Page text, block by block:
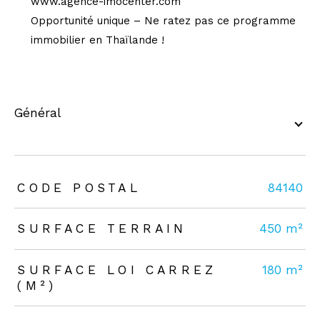
Opportunité unique – Ne ratez pas ce programme
immobilier en Thaïlande !
général
TRAD_ZEPHYR_Caracteristique TRAD_ZEPHYR_Valeurs
CODE POSTAL 84140
SURFACE TERRAIN 450 m²
SURFACE LOI CARREZ
(M²)
180 m²